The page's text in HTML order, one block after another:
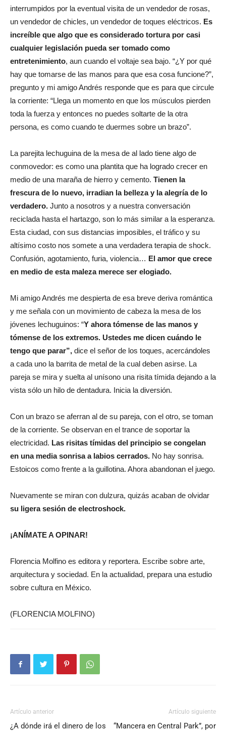
interrumpidos por la eventual visita de un vendedor de rosas,
un vendedor de chicles, un vendedor de toques eléctricos. Es
increíble que algo que es considerado tortura por casi
cualquier legislación pueda ser tomado como
entretenimiento, aun cuando el voltaje sea bajo. “¿Y por qué
hay que tomarse de las manos para que esa cosa funcione?”,
pregunto y mi amigo Andrés responde que es para que circule
la corriente: “Llega un momento en que los músculos pierden
toda la fuerza y entonces no puedes soltarte de la otra
persona, es como cuando te duermes sobre un brazo”.
La parejita lechuguina de la mesa de al lado tiene algo de
conmovedor: es como una plantita que ha logrado crecer en
medio de una maraña de hierro y cemento. Tienen la
frescura de lo nuevo, irradian la belleza y la alegría de lo
verdadero. Junto a nosotros y a nuestra conversación
reciclada hasta el hartazgo, son lo más similar a la esperanza.
Esta ciudad, con sus distancias imposibles, el tráfico y su
altísimo costo nos somete a una verdadera terapia de shock.
Confusión, agotamiento, furia, violencia… El amor que crece
en medio de esta maleza merece ser elogiado.
Mi amigo Andrés me despierta de esa breve deriva romántica
y me señala con un movimiento de cabeza la mesa de los
jóvenes lechuguinos: “Y ahora tómense de las manos y
tómense de los extremos. Ustedes me dicen cuándo le
tengo que parar”, dice el señor de los toques, acercándoles
a cada uno la barrita de metal de la cual deben asirse. La
pareja se mira y suelta al unísono una risita tímida dejando a la
vista sólo un hilo de dentadura. Inicia la diversión.
Con un brazo se aferran al de su pareja, con el otro, se toman
de la corriente. Se observan en el trance de soportar la
electricidad. Las risitas tímidas del principio se congelan
en una media sonrisa a labios cerrados. No hay sonrisa.
Estoicos como frente a la guillotina. Ahora abandonan el juego.
Nuevamente se miran con dulzura, quizás acaban de olvidar
su ligera sesión de electroshock.
¡ANÍMATE A OPINAR!
Florencia Molfino es editora y reportera. Escribe sobre arte,
arquitectura y sociedad. En la actualidad, prepara una estudio
sobre cultura en México.
(FLORENCIA MOLFINO)
Artículo anterior
¿A dónde irá el dinero de los
Artículo siguiente
“Mancera en Central Park”, por